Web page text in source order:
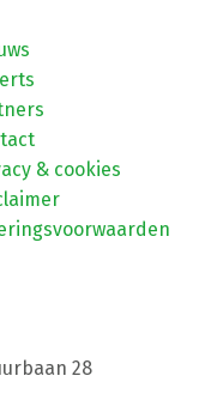
& cookies
28